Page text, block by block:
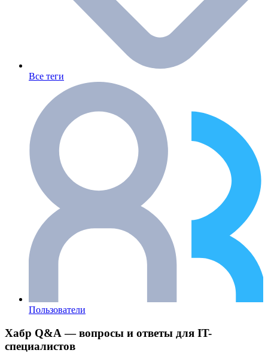
Все теги
Пользователи
Хабр Q&A — вопросы и ответы для IT-
специалистов